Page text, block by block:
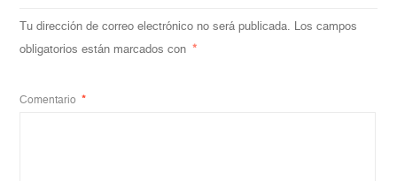
Tu dirección de correo electrónico no será publicada. Los campos
obligatorios están marcados con *
Comentario *